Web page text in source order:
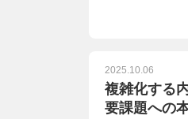
2025.10.06
複雑化する
要課題への